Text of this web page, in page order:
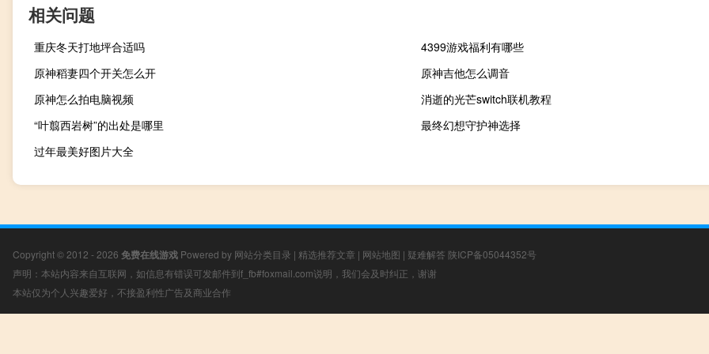
相关问题
重庆冬天打地坪合适吗
4399游戏福利有哪些
原神稻妻四个开关怎么开
原神吉他怎么调音
原神怎么拍电脑视频
消逝的光芒switch联机教程
“叶翦西岩树”的出处是哪里
最终幻想守护神选择
过年最美好图片大全
Copyright © 2012 - 2026 免费在线游戏 Powered by 网站分类目录 | 精选推荐文章 | 网站地图 | 疑难解答 陕ICP备05044352号
声明：本站内容来自互联网，如信息有错误可发邮件到f_fb#foxmail.com说明，我们会及时纠正，谢谢
本站仅为个人兴趣爱好，不接盈利性广告及商业合作